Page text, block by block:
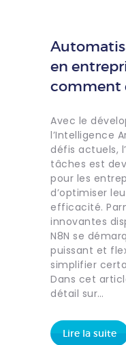
en
comment
Avec le
l’Intelligence
défis actuels,
tâches est
pour les
d’optimiser
efficacité.
innovantes
N8N se
puissant et
simplifier
Dans cet
détail sur…
Lire la suite